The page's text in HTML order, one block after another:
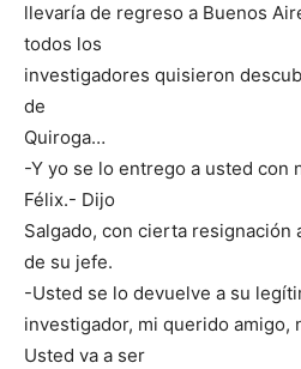
llevaría de regreso a Buenos
todos los
investigadores quisieron
de
Quiroga…
-Y yo se lo entrego a usted con
Félix.- Dijo
Salgado, con cierta resignación
de su jefe.
-Usted se lo devuelve a su
investigador, mi querido amigo,
Usted va a ser